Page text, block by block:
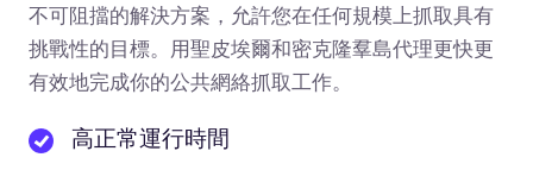
不可阻擋的解決方案，允許您在任何規模上抓取具有
挑戰性的目標。用聖皮埃爾和密克隆羣島代理更快更
有效地完成你的公共網絡抓取工作。
高正常運行時間